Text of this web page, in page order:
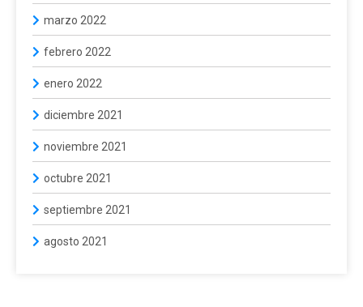
marzo 2022
febrero 2022
enero 2022
diciembre 2021
noviembre 2021
octubre 2021
septiembre 2021
agosto 2021